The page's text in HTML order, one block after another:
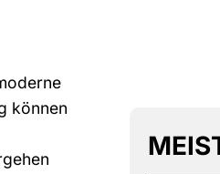
können